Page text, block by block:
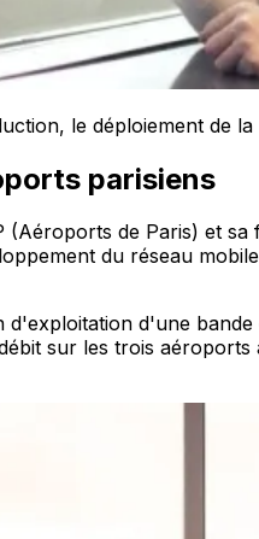
le déploiement de
parisiens
de Paris) et
du réseau
d'exploitation d'une
sur les trois